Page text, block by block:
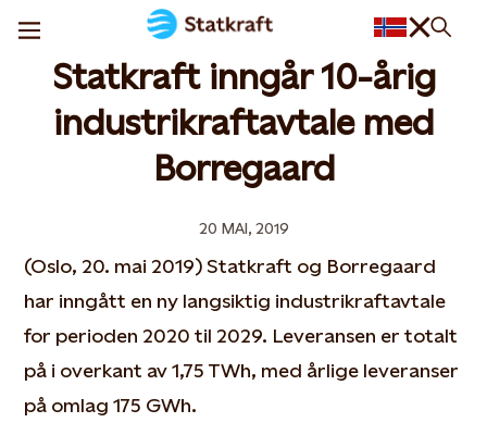
Statkraft inngår 10-årig
industrikraftavtale med
Borregaard
20 MAI, 2019
(Oslo, 20. mai 2019) Statkraft og Borregaard
har inngått en ny langsiktig industrikraftavtale
for perioden 2020 til 2029. Leveransen er totalt
på i overkant av 1,75 TWh, med årlige leveranser
på omlag 175 GWh.